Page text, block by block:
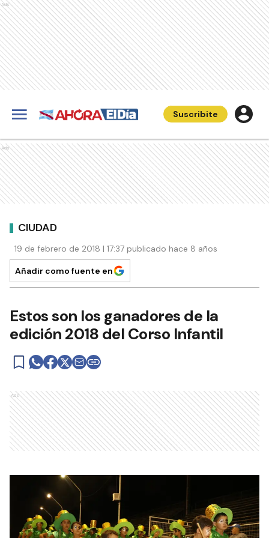
Ads
Suscribite
Ads
CIUDAD
19 de febrero de 2018 | 17:37 publicado hace 8 años
Añadir como fuente en
Estos son los ganadores de la
edición 2018 del Corso Infantil
Ads